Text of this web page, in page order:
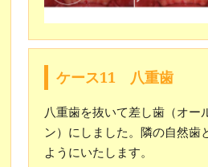
ケース11 八重歯
八重歯を抜いて差し歯（オー
ン）にしました。隣の自然歯
ようにいたします。